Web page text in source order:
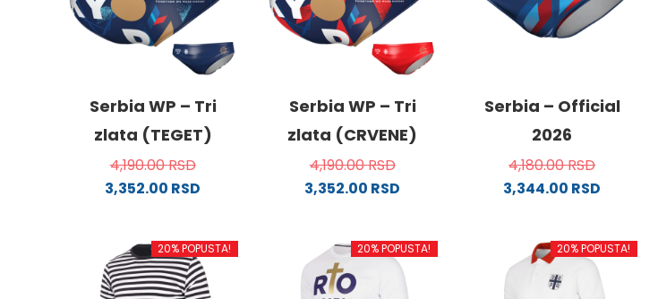
Serbia WP – Tri
zlata (TEGET)
4,190.00RSD
3,352.00 RSD
ima
više
Serbia WP – Tri
zlata (CRVENE)
4,190.00RSD
3,352.00 RSD
ima
više
Serbia – Official
2026
4,180.00RSD
3,344.00 RSD
ima
više
20% POPUSTA! 20% POPUSTA! 20% POPUSTA!